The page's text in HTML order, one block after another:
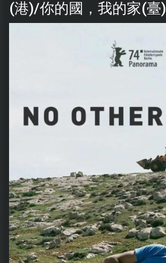
(港)/你的國，我的家(臺)